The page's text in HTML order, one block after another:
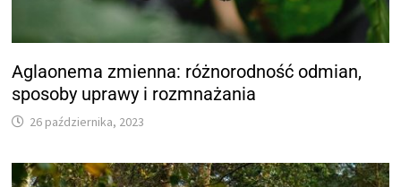
Aglaonema zmienna: różnorodność odmian,
sposoby uprawy i rozmnażania
26 października, 2023